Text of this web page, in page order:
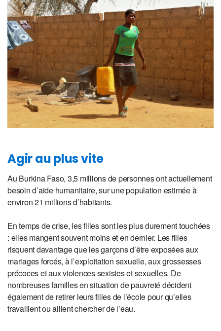
Agir au plus vite
Au Burkina Faso, 3,5 millions de personnes ont actuellement
besoin d’aide humanitaire, sur une population estimée à
environ 21 millions d’habitants.
En temps de crise, les filles sont les plus durement touchées
: elles mangent souvent moins et en dernier. Les filles
risquent davantage que les garçons d’être exposées aux
mariages forcés, à l’exploitation sexuelle, aux grossesses
précoces et aux violences sexistes et sexuelles. De
nombreuses familles en situation de pauvreté décident
également de retirer leurs filles de l’école pour qu’elles
travaillent ou aillent chercher de l’eau.